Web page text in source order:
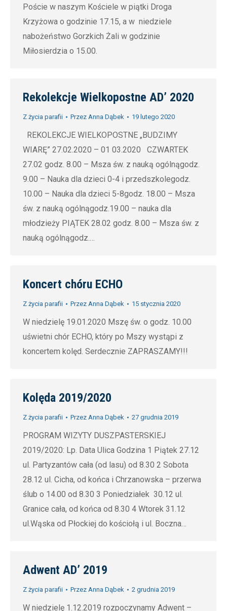
Poście w naszym Kościele w piątki Droga
Krzyżowa o godzinie 17.15, a w niedziele
nabożeństwo Gorzkich Żali w godzinie
Miłosierdzia o 15.00.
Rekolekcje Wielkopostne AD’ 2020
Z życia parafii Przez Anna Dąbek 19 lutego 2020
REKOLEKCJE WIELKOPOSTNE „BUDZIMY
WIARĘ” 27.02.2020 – 01 03.2020 CZWARTEK
27.02 godz. 8.00 – Msza św. z nauką ogólnągodz.
9.00 – Nauka dla dzieci 0-4 i przedszkolegodz.
10.00 – Nauka dla dzieci 5-8godz. 18.00 – Msza
św. z nauką ogólnągodz.19.00 – nauka dla
młodzieży PIĄTEK 28.02 godz. 8.00 – Msza św. z
nauką ogólnągodz.…
Koncert chóru ECHO
Z życia parafii Przez Anna Dąbek 15 stycznia 2020
W niedzielę 19.01.2020 Mszę św. o godz. 10.00
uświetni chór ECHO, który po Mszy wystąpi z
koncertem kolęd. Serdecznie ZAPRASZAMY!!!
Kolęda 2019/2020
Z życia parafii Przez Anna Dąbek 27 grudnia 2019
PROGRAM WIZYTY DUSZPASTERSKIEJ
2019/2020: Lp. Data Ulica Godzina 1 Piątek 27.12
ul. Partyzantów cała (od lasu) od 8.30 2 Sobota
28.12 ul. Cicha, od końca i Chrzanowska – przerwa
ślub o 14.00 od 8.30 3 Poniedziałek 30.12 ul.
Granice cała, od końca od 8.30 4 Wtorek 31.12
ul.Wąska od Płockiej do kościołą i ul. Boczna…
Adwent AD’ 2019
Z życia parafii Przez Anna Dąbek 2 grudnia 2019
W niedzielę 1.12.2019 rozpoczynamy Adwent –